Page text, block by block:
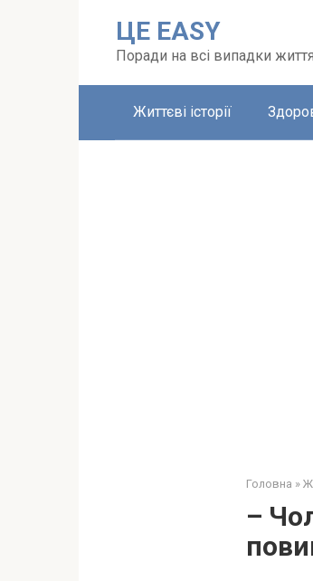
ЦЕ EASY
Поради на всі випадки життя
Життєві історії
Головна »
–